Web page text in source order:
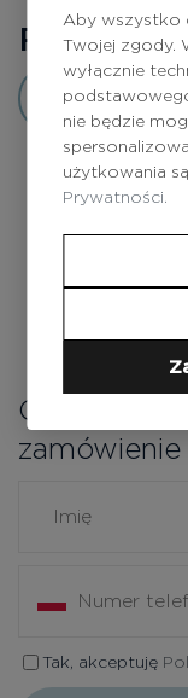
Recenzje
Dodaj
Odbierz
zamówienie
Tak, akceptuję
Aby wszystko
Twojej zgody.
wyłącznie
nie będzie
użytkowania
Prywatności.